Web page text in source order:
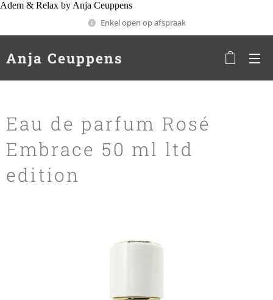
Adem & Relax by Anja Ceuppens
Enkel open op afspraak
Anja Ceuppens
Eau de parfum Rosé
Embrace 50 ml ltd
edition